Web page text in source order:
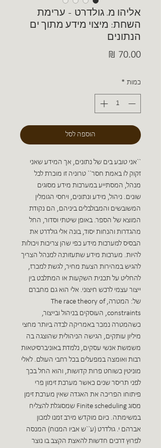
אליהו מ. גולדרט - ערימת
השחת: מיצוי מידע מתוך ים
הנתונים
כמות *
הוספה לסל
``אני טובע בים של נתונים, אך המידע שאני
זקוק לו באמת חסר`` טרוניה זו מוכרת לכל
מנהל, המסתייע במערכות מידע מסוגים
שונים. ניהול, מידע ונתונים, ויחסי הגומלין
המשובשים והמבולבלים ביניהם, הם נקודת
המוצא של הספר. באופן שיטתי וסדור, החל
מהגדרות והנחות יסוד, בונה אלי גולדרט את
הבסיס למערכות מידע כפי שהן צריכות ויכולות
להיות. מערכות מידע שתעזורנה למנהל הצריך
להגיש במהירות הצעת מחיר, לגשת למכרז,
להחליט על תכנית השקעות או המתלבט בין
ייצור עצמי לרכש חיצוני. אלי הוא גם מחברם
של: המטרה, The race theory of
constraints, העוסקים בניהול ובייצור,
כשהמטרה נמכר באמריקה לבדה ביותר מחצי
מיליון עותקים, הגישה הניהולית שהוצגה בה
משמשת אנשי עסקים, נלמדת באוניברסיטאות
רבות ואומצה במפעלים בכל רחבי העולם. לאלי
מוניטין כשוחט פרות קדושות, והוא החל בכך
לפני תריסר שנים כאשר מערכת זימון פרי
פיתוחו הפריכה את האגדה שאין מערכת זימן
מסוג Finite scheduling שמסוגלת להצליח
במשימתה. כיום מוקדש מירב זמנו למכון
אברהם י. גולדרט (ע``ש אביו המנוח) המנסה
לפרוץ דרכים חדשות להאצת הקצב בו נוצר